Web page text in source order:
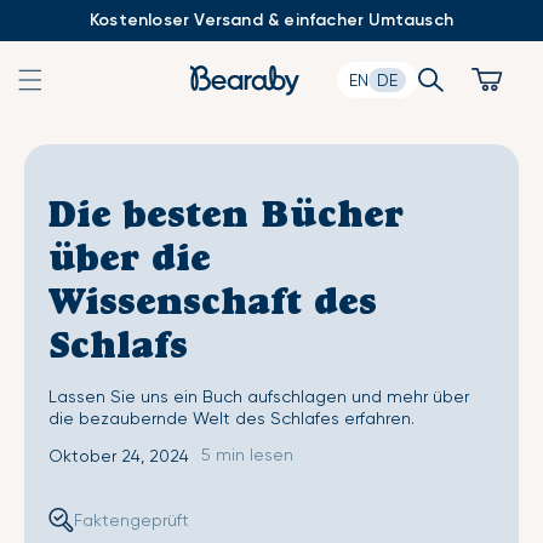
Kostenloser Versand & einfacher Umtausch
EN DE Search Cart
Die besten Bücher
über die
Wissenschaft des
Schlafs
Lassen Sie uns ein Buch aufschlagen und mehr über
die bezaubernde Welt des Schlafes erfahren.
Oktober 24, 2024
5 min lesen
Faktengeprüft